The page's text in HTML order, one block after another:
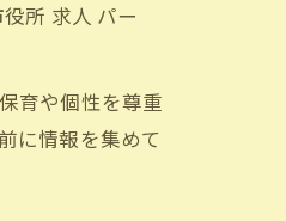
所 求人 パー
育や個性を尊重
に情報を集めて